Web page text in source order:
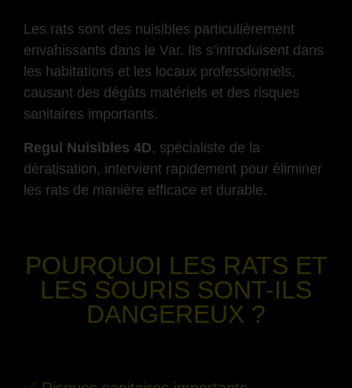
Les rats sont des nuisibles particulièrement
envahissants dans le Var. Ils s’introduisent dans
les habitations et les locaux professionnels,
causant des dégâts matériels et des risques
sanitaires importants.
Regul Nuisibles 4D, spécialiste de la
dératisation, intervient rapidement pour éliminer
les rats de manière efficace et durable.
POURQUOI LES RATS ET
LES SOURIS SONT-ILS
DANGEREUX ?